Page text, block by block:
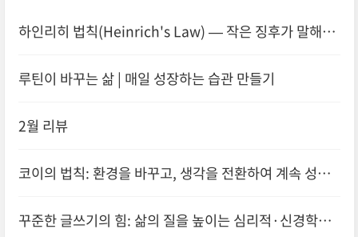
하인리히 법칙(Heinrich's Law) — 작은 징후가 말해주
루틴이 바꾸는 삶 | 매일 성장하는 습관 만들기
2월 리뷰
코이의 법칙: 환경을 바꾸고, 생각을 전환하여 계속 성장
꾸준한 글쓰기의 힘: 삶의 질을 높이는 심리적·신경학적